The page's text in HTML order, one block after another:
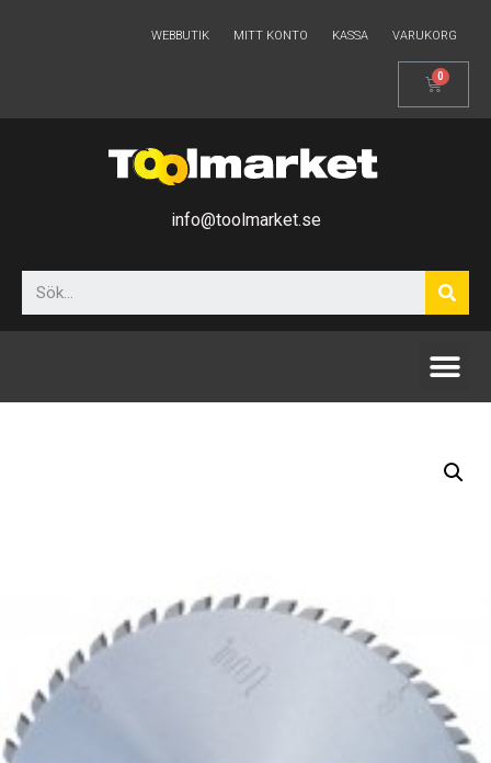
WEBBUTIK MITT KONTO KASSA VARUKORG
info@toolmarket.se